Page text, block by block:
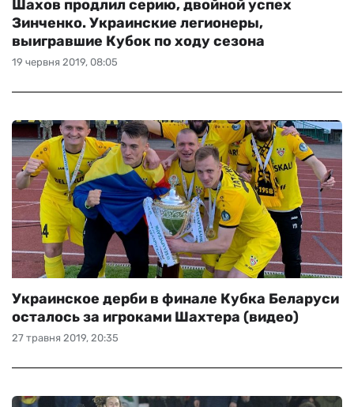
19 червня 2019, 08:05
Шахов продлил серию, двойной успех
Зинченко. Украинские легионеры,
выигравшие Кубок по ходу сезона
27 травня 2019, 20:35
Украинское дерби в финале Кубка Беларуси
осталось за игроками Шахтера (видео)